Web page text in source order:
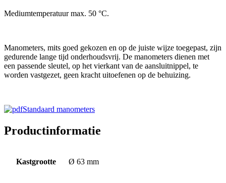
Mediumtemperatuur max. 50 °C.
Manometers, mits goed gekozen en op de juiste wijze toegepast, zijn
gedurende lange tijd onderhoudsvrij. De manometers dienen met
een passende sleutel, op het vierkant van de aansluitnippel, te
worden vastgezet, geen kracht uitoefenen op de behuizing.
Standaard manometers
Productinformatie
Kastgrootte Ø 63 mm